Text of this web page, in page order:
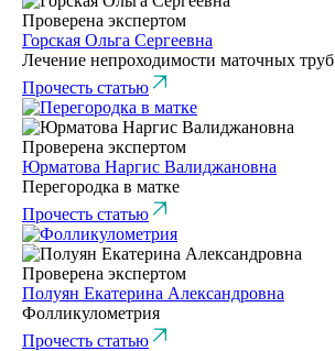
Проверена экспертом
Горская Ольга Сергеевна
Лечение непроходимости маточных труб
Прочесть статью
Проверена экспертом
Юрматова Наргис Валиджановна
Перегородка в матке
Прочесть статью
Проверена экспертом
Полуян Екатерина Александровна
Фолликулометрия
Прочесть статью